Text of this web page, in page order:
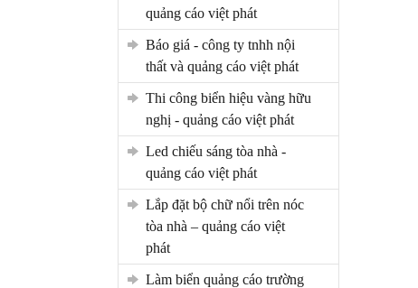
quảng cáo việt phát
báo giá - công ty tnhh nội
thất và quảng cáo việt phát
thi công biển hiệu vàng hữu
nghị - quảng cáo việt phát
led chiếu sáng tòa nhà -
quảng cáo việt phát
lắp đặt bộ chữ nổi trên nóc
tòa nhà – quảng cáo việt
phát
làm biển quảng cáo trường